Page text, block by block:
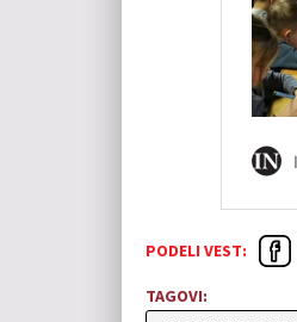
PODELI VEST:
TAGOVI: